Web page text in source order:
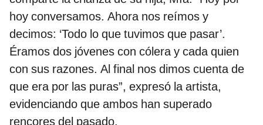
hoy conversamos. Ahora nos reímos y
decimos: ‘Todo lo que tuvimos que pasar’.
Éramos dos jóvenes con cólera y cada quien
con sus razones. Al final nos dimos cuenta de
que era por las puras”, expresó la artista,
evidenciando que ambos han superado
rencores del pasado.